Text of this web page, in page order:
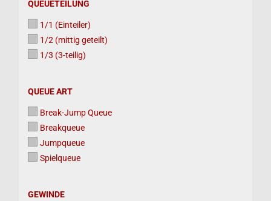
QUEUETEILUNG
QUEUETEILUNG
1/1 (Einteiler)
1/2 (mittig geteilt)
1/3 (3-teilig)
QUEUE
QUEUE ART
Break-Jump Queue
Breakqueue
Jumpqueue
Spielqueue
GEWINDE
GEWINDE